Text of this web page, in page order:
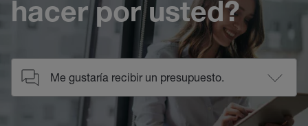
hacer por usted?